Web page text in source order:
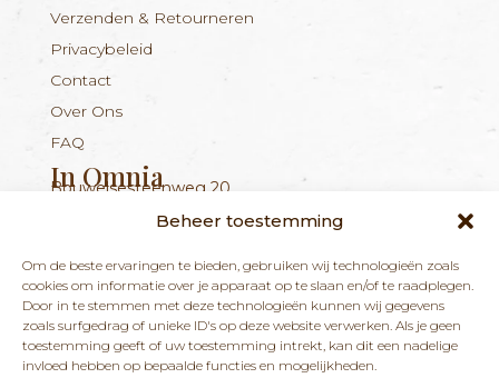
Beheer toestemming
Om de beste ervaringen te bieden, gebruiken wij technologieën zoals
cookies om informatie over je apparaat op te slaan en/of te raadplegen.
Door in te stemmen met deze technologieën kunnen wij gegevens
zoals surfgedrag of unieke ID's op deze website verwerken. Als je geen
toestemming geeft of uw toestemming intrekt, kan dit een nadelige
invloed hebben op bepaalde functies en mogelijkheden.
Verzenden & Retourneren
Privacybeleid
Contact
Over Ons
FAQ
In Omnia
Bouwelsesteenweg 20
BE 1029.893.045
info@inomnia.be
+324 56 96 16 94
Nieuwsbrief
nieuws over onze winkel en praktijk.